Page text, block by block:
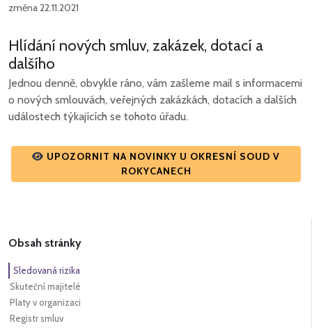
změna 22.11.2021
Hlídání nových smluv, zakázek, dotací a
dalšího
Jednou denně, obvykle ráno, vám zašleme mail s informacemi
o nových smlouvách, veřejných zakázkách, dotacích a dalších
událostech týkajících se tohoto úřadu.
UPOZORNIT NA NOVINKY U OKRESNÍ SOUD V
ROKYCANECH
Obsah stránky
Sledovaná rizika
Skuteční majitelé
Platy v organizaci
Registr smluv